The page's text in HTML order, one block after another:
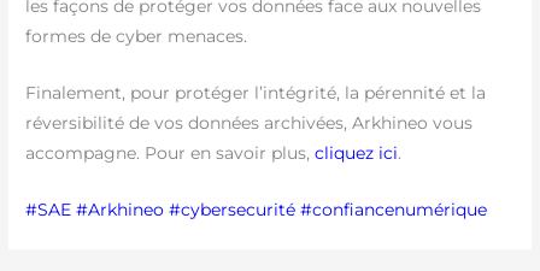
les façons de protéger vos données face aux nouvelles
formes de cyber menaces.
Finalement, pour protéger l’intégrité, la pérennité et la
réversibilité de vos données archivées, Arkhineo vous
accompagne. Pour en savoir plus,cliquez ici.
#SAE #Arkhineo #cybersecurité #confiancenumérique